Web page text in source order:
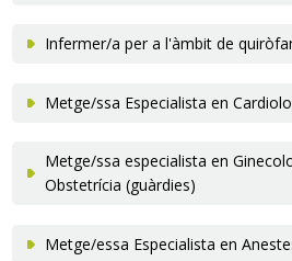
Infermer/a per a l'àmbit de
Metge/ssa Especialista en
Metge/ssa especialista en
Obstetrícia (guàrdies)
Metge/essa Especialista en